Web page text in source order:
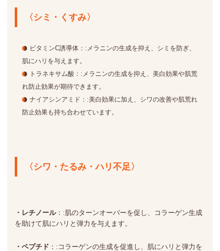
〈シミ・くすみ〉
ビタミンC誘導体 ：: メラニンの生成を抑え、シミを防ぎ、
肌にハリを与えます。
トラネキサム酸 ：: メラニンの生成を抑え、美白効果や肌荒
れ防止効果が期待できます。
ナイアシンアミド ：:美白効果に加え、シワの改善や肌荒れ
防止効果も持ち合わせています。
〈シワ・たるみ・ハリ不足〉
・レチノール：:肌のターンオーバーを促し、コラーゲン生成
を助けて肌にハリと弾力を与えます。
・ペプチド ：:コラーゲンの生成を促進し、肌にハリと弾力を